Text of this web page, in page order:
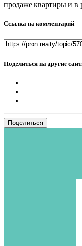
продаже квартиры и в
Ссылка на комментарий
Поделиться на другие
Поделиться